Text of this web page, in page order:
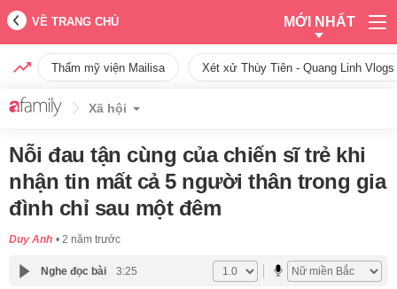
VỀ TRANG CHỦ MỚI NHẤT
Thẩm mỹ viện Mailisa Xét xử Thùy Tiên - Quang Linh
Xã hội
Nỗi đau tận cùng của chiến sĩ trẻ khi
nhận tin mất cả 5 người thân trong gia
đình chỉ sau một đêm
Duy Anh 2 năm trước
Nghe đọc bài 3:25